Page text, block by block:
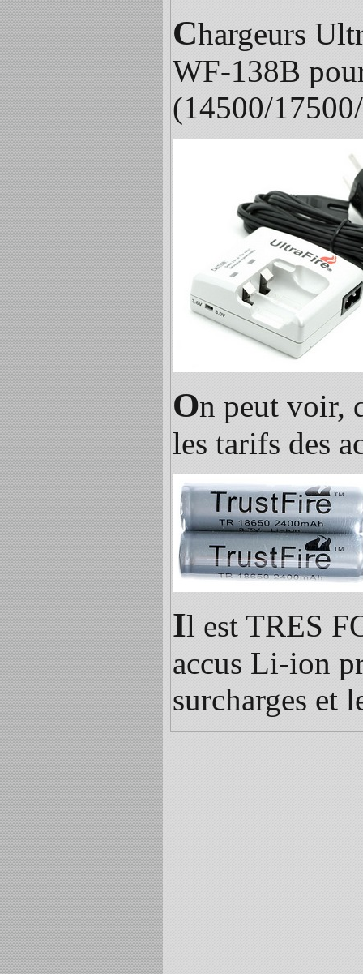
Chargeurs
WF-138B
(14500/
On peut voir,
les tarifs des
Il est TRES
accus Li-ion
surcharges et